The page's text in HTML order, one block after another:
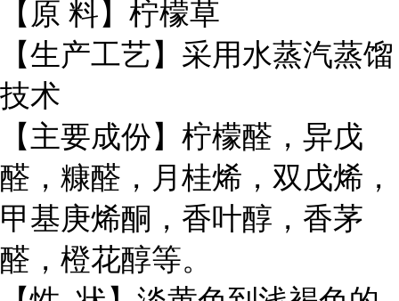
【原 料】柠檬草
【生产工艺】采用水蒸汽蒸馏
技术
【主要成份】柠檬醛，异戊
醛，糠醛，月桂烯，双戊烯，
甲基庚烯酮，香叶醇，香茅
醛，橙花醇等。